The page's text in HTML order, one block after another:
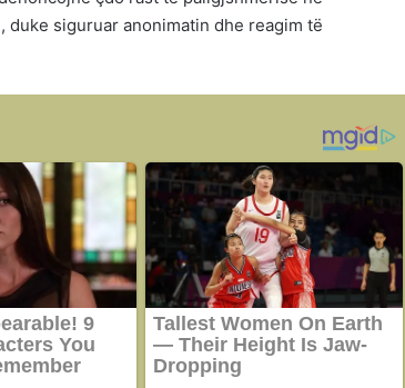
duke siguruar anonimatin dhe reagim të